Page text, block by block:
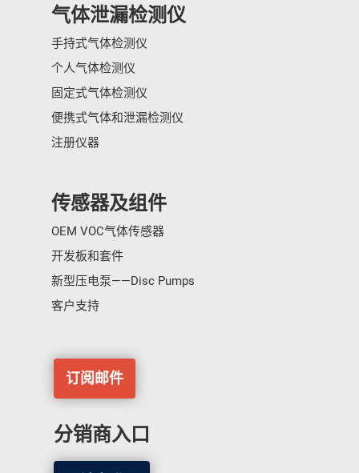
气体泄漏检测仪
手持式气体检测仪
个人气体检测仪
固定式气体检测仪
便携式气体和泄漏检测仪
注册仪器
传感器及组件
OEM VOC气体传感器
开发板和套件
新型压电泵——Disc Pumps
客户支持
订阅邮件
分销商入口